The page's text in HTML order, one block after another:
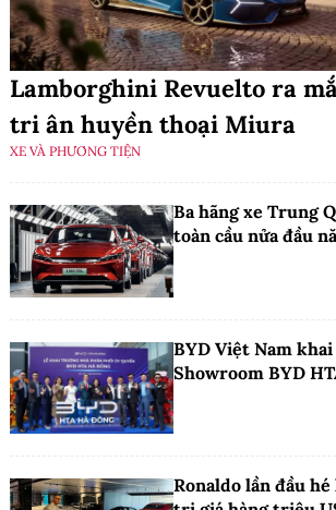
Lamborghini Revuelto ra
tri ân huyền thoại Miura
XE VÀ PHƯƠNG TIỆN
Ba hãng xe Trung
toàn cầu nửa đầu
BYD Việt Nam
Showroom BYD
Ronaldo lần đầu